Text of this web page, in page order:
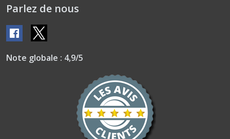
Parlez de nous
Note globale : 4,9/5